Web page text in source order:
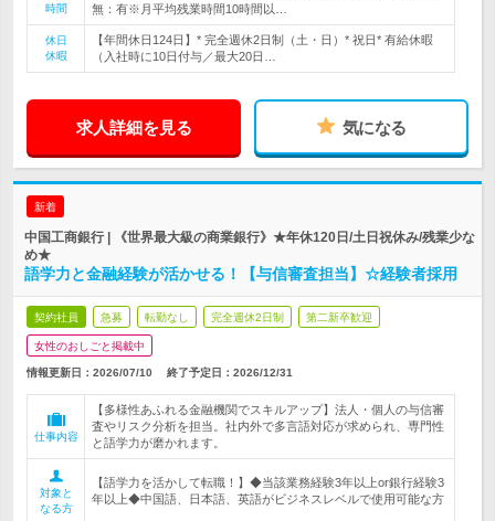
時間
無：有※月平均残業時間10時間以…
休日
休暇
【年間休日124日】* 完全週休2日制（土・日）* 祝日* 有給休暇
（入社時に10日付与／最大20日…
求人詳細を見る 気になる
新着
中国工商銀行 | 《世界最大級の商業銀行》★年休120日/土日祝休み/残業少な
め★
語学力と金融経験が活かせる！【与信審査担当】☆経験者採用
契約社員 急募 転勤なし 完全週休2日制 第二新卒歓迎
女性のおしごと掲載中
情報更新日：2026/07/10 終了予定日： 2026/12/31
仕事内容
【多様性あふれる金融機関でスキルアップ】法人・個人の与信審
査やリスク分析を担当。社内外で多言語対応が求められ、専門性
と語学力が磨かれます。
対象と
なる方
【語学力を活かして転職！】◆当該業務経験3年以上or銀行経験3
年以上◆中国語、日本語、英語がビジネスレベルで使用可能な方